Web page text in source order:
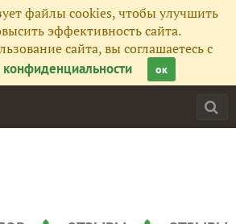
файлы cookies, чтобы улучшить
эффективность сайта.
сайта, вы соглашаетесь с
ок